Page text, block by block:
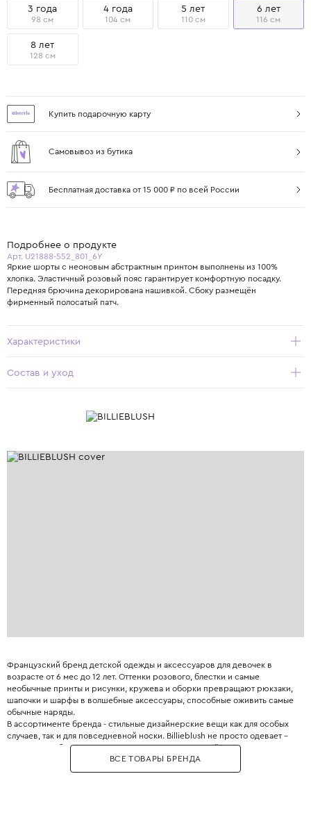
3 года
98 см
4 года
104 см
5 лет
110 см
6 лет
116 см
8 лет
128 см
Купить подарочную карту
Самовывоз из бутика
Бесплатная доставка от 15 000 ₽ по всей России
Подробнее о продукте
Арт. U21888-552_801_6Y
Яркие шорты с неоновым абстрактным принтом выполнены из 100%
хлопка. Эластичный розовый пояс гарантирует комфортную посадку.
Передняя брючина декорирована нашивкой. Сбоку размещён
фирменный полосатый патч.
Характеристики
Состав и уход
Французский бренд детской одежды и аксессуаров для девочек в
возрасте от 6 мес до 12 лет. Оттенки розового, блестки и самые
необычные принты и рисунки, кружева и оборки превращают рюкзаки,
шапочки и шарфы в волшебные аксессуары, способные оживить самые
обычные наряды.
В ассортименте бренда - стильные дизайнерские вещи как для особых
случаев, так и для повседневной носки. Billieblush не просто одевает –
он дарит свободу двигаться, смеяться и расти в своём ритме.
ВСЕ ТОВАРЫ БРЕНДА